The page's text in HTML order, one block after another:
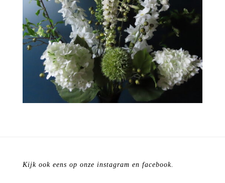
Kijk ook eens op onze instagram en facebook.